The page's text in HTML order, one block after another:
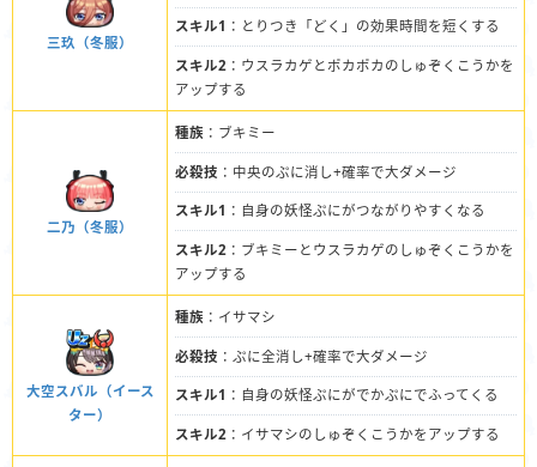
三玖（冬服）
スキル1 ：とりつき「どく」の効果時間を短くする
スキル2 ：ウスラカゲとポカポカのしゅぞくこうかを
アップする
二乃（冬服）
種族 ：ブキミー
必殺技 ：中央のぷに消し+確率で大ダメージ
スキル1 ：自身の妖怪ぷにがつながりやすくなる
スキル2 ：ブキミーとウスラカゲのしゅぞくこうかを
アップする
大空スバル（イース
ター）
種族 ：イサマシ
必殺技 ：ぷに全消し+確率で大ダメージ
スキル1 ：自身の妖怪ぷにがでかぷにでふってくる
スキル2 ：イサマシのしゅぞくこうかをアップする